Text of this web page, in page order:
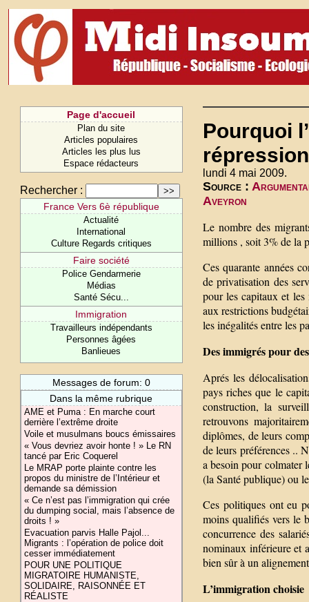
Page d'accueil
Plan du site
Articles populaires
Articles les plus lus
Espace rédacteurs
Rechercher :
France Vers 6è république
Actualité
International
Culture Regards critiques
Faire société
Police Gendarmerie
Médias
Santé Sécu...
Immigration
Travailleurs indépendants
Personnes âgées
Banlieues
Messages de forum: 0
Dans la même rubrique
AME et Puma : En marche court
derrière l’extrême droite
Voile et musulmans boucs émissaires
« Vous devriez avoir honte ! » Le RN
tancé par Eric Coquerel
Le MRAP porte plainte contre les
propos du ministre de l’Intérieur et
demande sa démission
« Ce n’est pas l’immigration qui crée
du dumping social, mais l’absence de
droits ! »
Evacuation parvis Halle Pajol...
Migrants : l’opération de police doit
cesser immédiatement
POUR UNE POLITIQUE
MIGRATOIRE HUMANISTE,
SOLIDAIRE, RAISONNÉE ET
RÉALISTE
Pourquoi
lundi 4 mai 2009.
Source :
Aveyron
Le nombre des
millions , soit 3% de la
Ces quarante années
de privatisation des
pour les capitaux et
aux restrictions
les inégalités entre les
Des immigrés pour
Aprés les
pays riches que le
construction, la
retrouvons
diplômes, de leurs
de leurs préférences ..
a besoin pour colmater
(la Santé publique) ou
Ces politiques ont eu
moins qualifiés vers le
concurrence des
nominaux inférieure et
bien sûr à un
L’immigration choisie